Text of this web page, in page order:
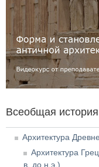
Всеобщая
Архитектура
Архитектура
в. до н.э.)